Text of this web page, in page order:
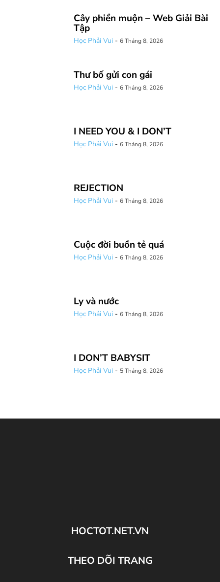
Cây phiền muộn – Web Giải Bài
Tập
Học Phải Vui - 6 Tháng 8, 2026
Thư bố gửi con gái
Học Phải Vui - 6 Tháng 8, 2026
I NEED YOU & I DON’T
Học Phải Vui - 6 Tháng 8, 2026
REJECTION
Học Phải Vui - 6 Tháng 8, 2026
Cuộc đời buồn tẻ quá
Học Phải Vui - 6 Tháng 8, 2026
Ly và nước
Học Phải Vui - 6 Tháng 8, 2026
I DON’T BABYSIT
Học Phải Vui - 5 Tháng 8, 2026
HOCTOT.NET.VN
THEO DÕI TRANG